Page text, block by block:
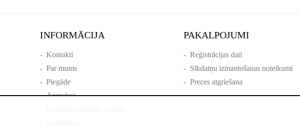
INFORMĀCIJA
- Kontakti
- Par mums
- Piegāde
-Apmaksa
PAKALPOJUMI
- Reģistrācijas dati
- Sīkdatņu izmantošanas noteikumi
- Preces atgriešana